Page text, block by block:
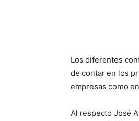
Los diferentes
de contar en los
empresas como
Al respecto José